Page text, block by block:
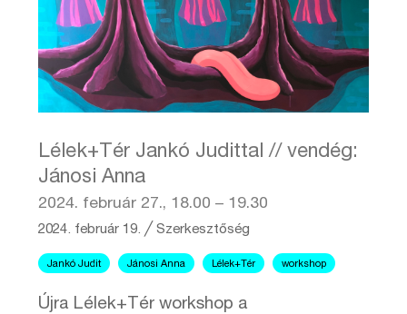
Lélek+Tér Jankó Judittal // vendég:
Jánosi Anna
2024. február 27., 18.00 – 19.30
2024. február 19. ╱Szerkesztőség
Jankó Judit Jánosi Anna Lélek+Tér workshop
Újra Lélek+Tér workshop a